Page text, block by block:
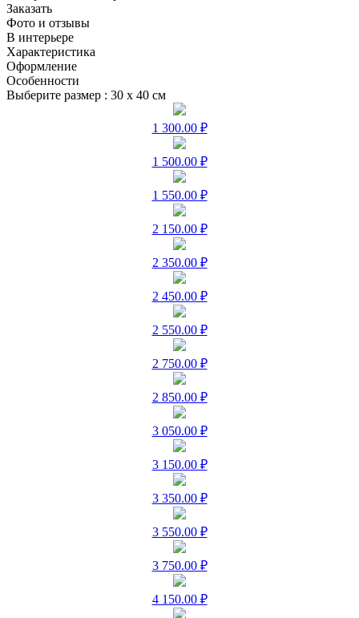
Заказать
Фото и отзывы
В интерьере
Характеристика
Оформление
Особенности
Выберите размер : 30 х 40 см
1 300.00 ₽
1 500.00 ₽
1 550.00 ₽
2 150.00 ₽
2 350.00 ₽
2 450.00 ₽
2 550.00 ₽
2 750.00 ₽
2 850.00 ₽
3 050.00 ₽
3 150.00 ₽
3 350.00 ₽
3 550.00 ₽
3 750.00 ₽
4 150.00 ₽